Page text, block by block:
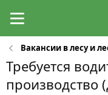
Вакансии в лесу и
Требуется
производство